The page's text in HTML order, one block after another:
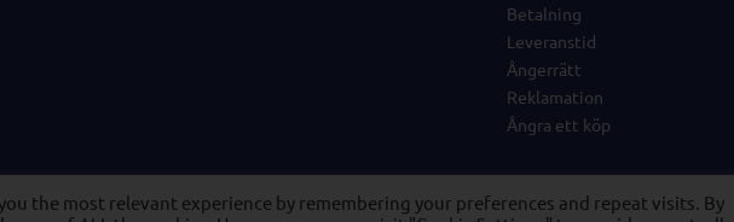
Betalning
Leveranstid
Ångerrätt
Reklamation
Ångra ett köp
the most relevant experience by remembering your preferences and repeat visits. By